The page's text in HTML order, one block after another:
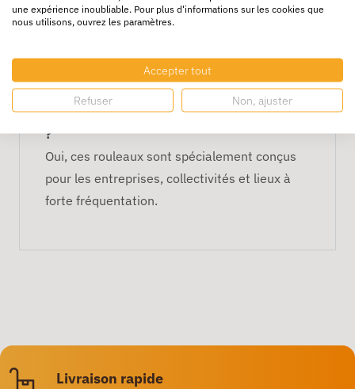
Convient-il pour les distributeurs géants ?
Oui, ce format est compatible avec la plupart
des distributeurs papier rouleau géant.
Est-ce adapté pour un usage professionnel
?
Oui, ces rouleaux sont spécialement conçus
pour les entreprises, collectivités et lieux à
forte fréquentation.
Livraison rapide
une expérience inoubliable. Pour plus d'informations sur les cookies que
nous utilisons, ouvrez les paramètres.
Accepter tout
Refuser Non, ajuster